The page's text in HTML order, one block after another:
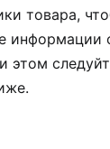
товара,
информации
этом